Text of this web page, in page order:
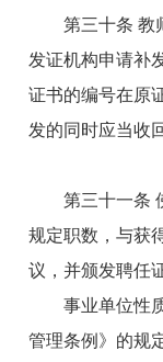
第三十条 教师
发证机构申请补
证书的编号在原
发的同时应当收
第三十一条 佛
规定职数，与获
议，并颁发聘任
事业单位性质
管理条例》的规